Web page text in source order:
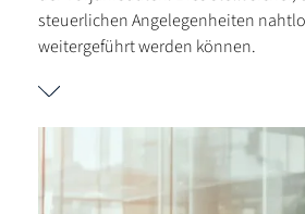
steuerlichen Angelegenheiten
weitergeführt werden können.